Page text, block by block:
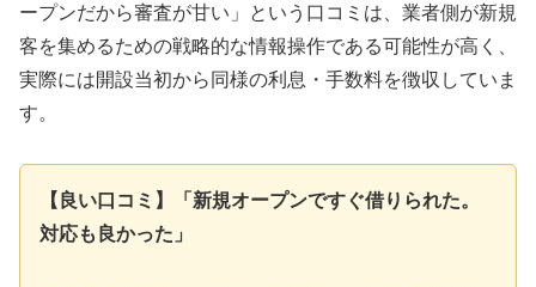
ープンだから審査が甘い」という口コミは、業者側が新規
客を集めるための戦略的な情報操作である可能性が高く、
実際には開設当初から同様の利息・手数料を徴収していま
す。
【良い口コミ】「新規オープンですぐ借りられた。
対応も良かった」